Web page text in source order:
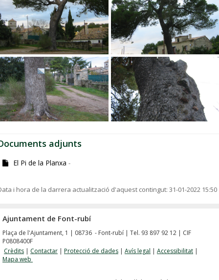
adjunts
El Pi de la Planxa -
i hora de la darrera actualització d'aquest contingut: 31-01-2022 15:50
Ajuntament de Font-rubí
Plaça de l'Ajuntament, 1 | 08736 - Font-rubí | Tel. 93 897 92 12 | CIF
P0808400F
Crèdits | Contactar | Protecció de dades | Avís legal | Accessibilitat |
Mapa web